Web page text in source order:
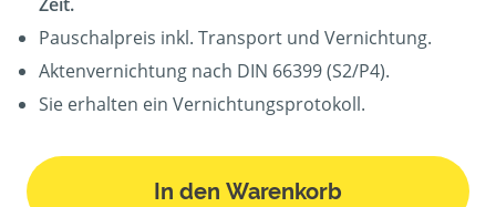
Pauschalpreis inkl. Transport und Vernichtung.
Aktenvernichtung nach DIN 66399 (S2/P4).
Sie erhalten ein Vernichtungsprotokoll.
In den Warenkorb